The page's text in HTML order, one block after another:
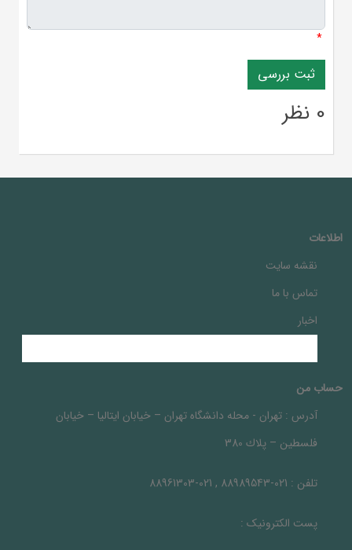
*
0 نظر
اطلاعات
نقشه سایت
تماس با ما
اخبار
حساب من
آدرس : تهران - محله دانشگاه تهران – خيابان ايتاليا – خيابان
فلسطين – پلاك 380
تلفن : 021-88989543 , 021-88961303
پست الکترونیک :